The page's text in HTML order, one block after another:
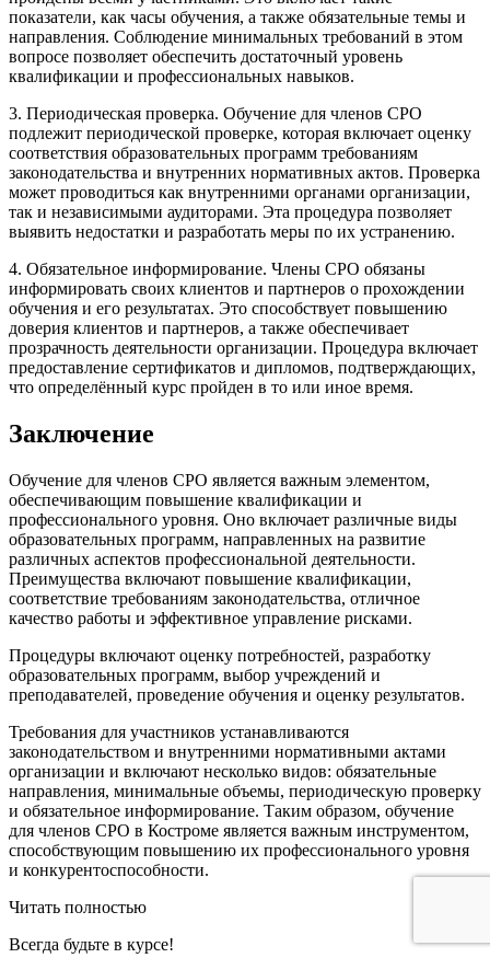
показатели, как часы обучения, а также обязательные темы и
направления. Соблюдение минимальных требований в этом
вопросе позволяет обеспечить достаточный уровень
квалификации и профессиональных навыков.
3. Периодическая проверка. Обучение для членов СРО
подлежит периодической проверке, которая включает оценку
соответствия образовательных программ требованиям
законодательства и внутренних нормативных актов. Проверка
может проводиться как внутренними органами организации,
так и независимыми аудиторами. Эта процедура позволяет
выявить недостатки и разработать меры по их устранению.
4. Обязательное информирование. Члены СРО обязаны
информировать своих клиентов и партнеров о прохождении
обучения и его результатах. Это способствует повышению
доверия клиентов и партнеров, а также обеспечивает
прозрачность деятельности организации. Процедура включает
предоставление сертификатов и дипломов, подтверждающих,
что определённый курс пройден в то или иное время.
Заключение
Обучение для членов СРО является важным элементом,
обеспечивающим повышение квалификации и
профессионального уровня. Оно включает различные виды
образовательных программ, направленных на развитие
различных аспектов профессиональной деятельности.
Преимущества включают повышение квалификации,
соответствие требованиям законодательства, отличное
качество работы и эффективное управление рисками.
Процедуры включают оценку потребностей, разработку
образовательных программ, выбор учреждений и
преподавателей, проведение обучения и оценку результатов.
Требования для участников устанавливаются
законодательством и внутренними нормативными актами
организации и включают несколько видов: обязательные
направления, минимальные объемы, периодическую проверку
и обязательное информирование. Таким образом, обучение
для членов СРО в Костроме является важным инструментом,
способствующим повышению их профессионального уровня
и конкурентоспособности.
Читать полностью
Всегда будьте в курсе!